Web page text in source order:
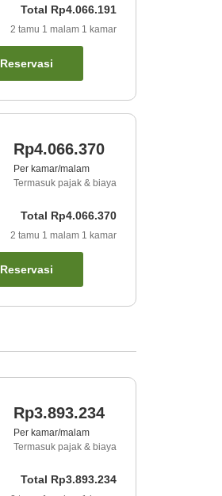
Total Rp4.066.191
2 tamu 1 malam 1 kamar
Reservasi
Rp4.066.370
Per kamar/malam
Termasuk pajak & biaya
Total Rp4.066.370
2 tamu 1 malam 1 kamar
Reservasi
Rp3.893.234
Per kamar/malam
Termasuk pajak & biaya
Total Rp3.893.234